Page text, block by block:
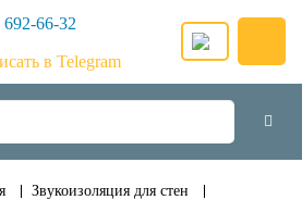
66-32
Звукоизоляция для стен